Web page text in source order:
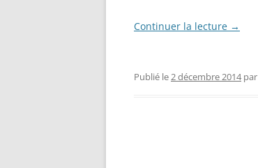
Continuer la lecture →
Publié le2 décembre 2014par